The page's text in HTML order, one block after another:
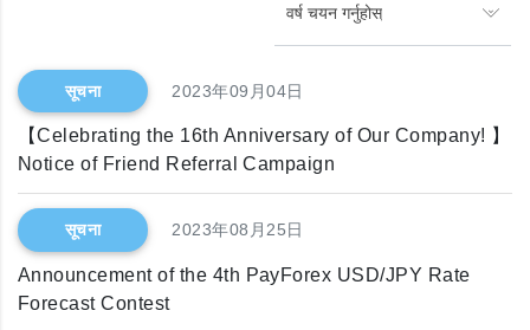
वर्ष चयन गर्नुहोस्
सूचना 2023年09月04日
【Celebrating the 16th Anniversary of Our Company! 】
Notice of Friend Referral Campaign
सूचना 2023年08月25日
Announcement of the 4th PayForex USD/JPY Rate
Forecast Contest